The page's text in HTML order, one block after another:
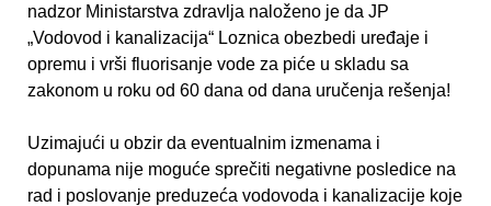
nadzor Ministarstva zdravlja naloženo je da JP
„Vodovod i kanalizacija“ Loznica obezbedi uređaje i
opremu i vrši fluorisanje vode za piće u skladu sa
zakonom u roku od 60 dana od dana uručenja rešenja!
Uzimajući u obzir da eventualnim izmenama i
dopunama nije moguće sprečiti negativne posledice na
rad i poslovanje preduzeća vodovoda i kanalizacije koje